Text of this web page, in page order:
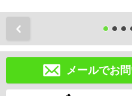
メールでお